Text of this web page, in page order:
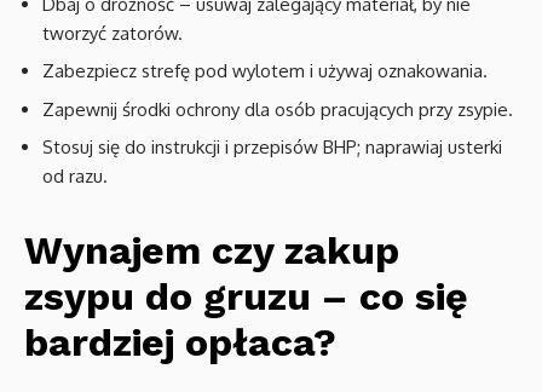
tworzyć zatorów.
Zabezpiecz strefę pod wylotem i używaj oznakowania.
Zapewnij środki ochrony dla osób pracujących przy zsypie.
Stosuj się do instrukcji i przepisów BHP; naprawiaj usterki
od razu.
Wynajem czy zakup
zsypu do gruzu – co się
bardziej opłaca?